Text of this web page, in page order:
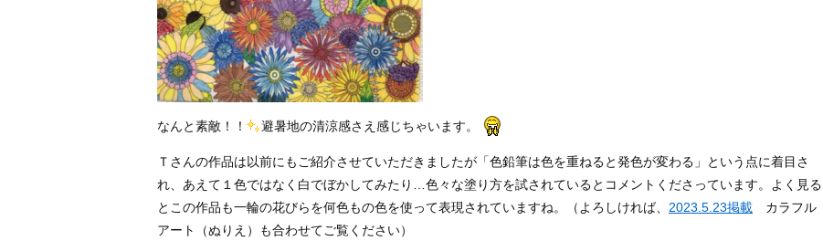
なんと素敵！！ 避暑地の清涼感さえ感じちゃいます。
Ｔさんの作品は以前にもご紹介させていただきましたが「色鉛筆は色を重ねると発色が変わる」という点に着目さ
れ、あえて１色ではなく白でぼかしてみたり…色々な塗り方を試されているとコメントくださっています。よく見る
とこの作品も一輪の花びらを何色もの色を使って表現されていますね。（よろしければ、 2023.5.23掲載 カラフル
アート（ぬりえ）も合わせてご覧ください）